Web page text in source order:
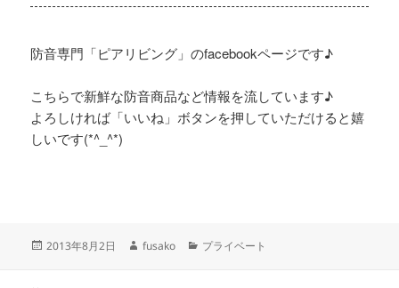
防音専門「ピアリビング」のfacebookページです♪
こちらで新鮮な防音商品など情報を流しています♪
よろしければ「いいね」ボタンを押していただけると嬉
しいです(*^_^*)
投
2013年8月2日
作
fusako
カ
プライベート